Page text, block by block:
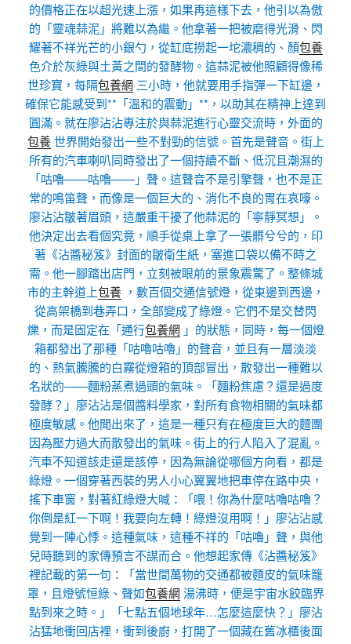
的價格正在以超光速上漲，如果再這樣下去，他引以為傲
的「靈魂蒜泥」將難以為繼。他拿著一把被磨得光滑、閃
耀著不祥光芒的小銀勺，從缸底撈起一坨濃稠的、顏包養
色介於灰綠與土黃之間的發酵物。這蒜泥被他照顧得像稀
世珍寶，每隔包養網 三小時，他就要用手指彈一下缸邊，
確保它能感受到**「溫和的震動」**，以助其在精神上達到
圓滿。就在廖沾沾專注於與蒜泥進行心靈交流時，外面的
包養世界開始發出一些不對勁的信號。首先是聲音。街上
所有的汽車喇叭同時發出了一個持續不斷、低沉且潮濕的
「咕嚕——咕嚕——」聲。這聲音不是引擎聲，也不是正
常的鳴笛聲，而像是一個巨大的、消化不良的胃在哀嚎。
廖沾沾皺著眉頭，這嚴重干擾了他蒜泥的「寧靜冥想」。
他決定出去看個究竟，順手從桌上拿了一張髒兮兮的，印
著《沾醬秘笈》封面的皺衛生紙，塞進口袋以備不時之
需。他一腳踏出店門，立刻被眼前的景象震驚了。整條城
市的主幹道上包養，數百個交通信號燈，從東邊到西邊，
從高架橋到巷弄口，全部變成了綠燈。它們不是交替閃
爍，而是固定在「通行包養網 」的狀態，同時，每一個燈
箱都發出了那種「咕嚕咕嚕」的聲音，並且有一層淡淡
的、熱氣騰騰的白霧從燈箱的頂部冒出，散發出一種難以
名狀的——麵粉蒸煮過頭的氣味。「麵粉焦慮？還是過度
發酵？」廖沾沾是個醬料學家，對所有食物相關的氣味都
極度敏感。他聞出來了，這是一種只有在極度巨大的麵團
因為壓力過大而散發出的氣味。街上的行人陷入了混亂。
汽車不知道該走還是該停，因為無論從哪個方向看，都是
綠燈。一個穿著西裝的男人小心翼翼地把車停在路中央，
搖下車窗，對著紅綠燈大喊：「喂！你為什麼咕嚕咕嚕？
你倒是紅一下啊！我要向左轉！綠燈沒用啊！」廖沾沾感
覺到一陣心悸。這種氣味，這種不祥的「咕嚕」聲，與他
兒時聽到的家傳預言不謀而合。他想起家傳《沾醬秘笈》
裡記載的第一句：「當世間萬物的交通都被麵皮的氣味籠
罩，且燈號恒綠、聲如包養網 湯沸時，便是宇宙水餃臨界
點到來之時。」「七點五個地球年…怎麼這麼快？」廖沾
沾猛地衝回店裡，衝到後廚，打開了一個藏在舊冰櫃後面